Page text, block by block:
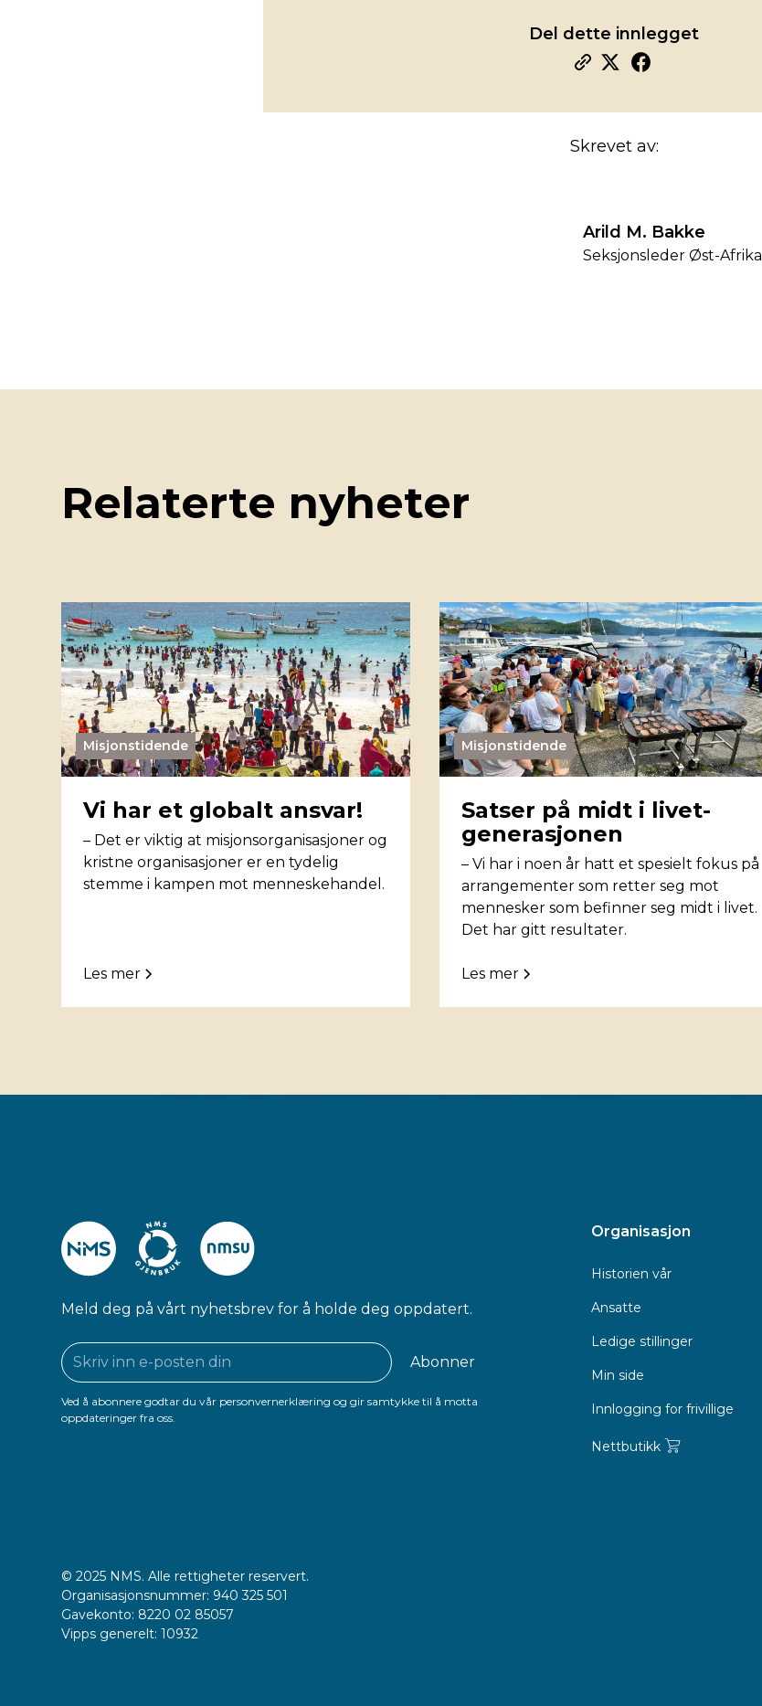
Del dette innlegget
Skrevet av:
Arild M. Bakke
Seksjonsleder Øst-Afrika
Relaterte nyheter
Misjonstidende
Vi har et globalt ansvar!
– Det er viktig at misjonsorganisasjoner og
kristne organisasjoner er en tydelig
stemme i kampen mot menneskehandel.
Les mer
Misjonstidende
Satser på midt i livet-
generasjonen
– Vi har i noen år hatt et spesielt fokus på
arrangementer som retter seg mot
mennesker som befinner seg midt i livet.
Det har gitt resultater.
Les mer
Meld deg på vårt nyhetsbrev for å holde deg oppdatert.
Ved å abonnere godtar du vår personvernerklæring og gir samtykke til å motta
oppdateringer fra oss.
Organisasjon
Historien vår
Ansatte
Ledige stillinger
Min side
Innlogging for frivillige
Nettbutikk
© 2025 NMS. Alle rettigheter reservert.
Organisasjonsnummer: 940 325 501
Gavekonto: 8220 02 85057
Vipps generelt: 10932